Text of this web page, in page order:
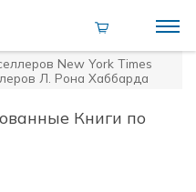
New York Times
Л. Рона Хаббарда
Книги по